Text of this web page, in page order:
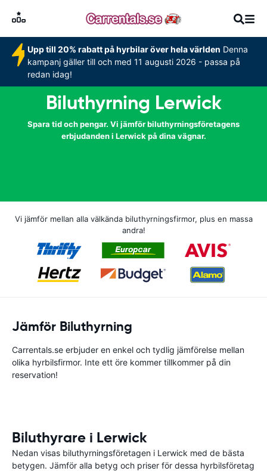
Upp till 20% rabatt på hyrbilar över hela världen Denna
kampanj gäller till och med 11 augusti 2026 - passa på
redan idag!
Biluthyrning Lerwick
Spara tid och pengar. Vi jämför biluthyrningsföretagens
erbjudanden i Lerwick på dina vägnar.
Vi jämför mellan alla välkända biluthyrningsfirmor, plus en massa
andra!
Jämför Biluthyrning
Carrentals.se erbjuder en enkel och tydlig jämförelse mellan
olika hyrbilsfirmor. Inte ett öre kommer tillkommer på din
reservation!
Biluthyrare i Lerwick
Nedan visas biluthyrningsföretagen i Lerwick med de bästa
betygen. Jämför alla betyg och priser för dessa hyrbilsföretag